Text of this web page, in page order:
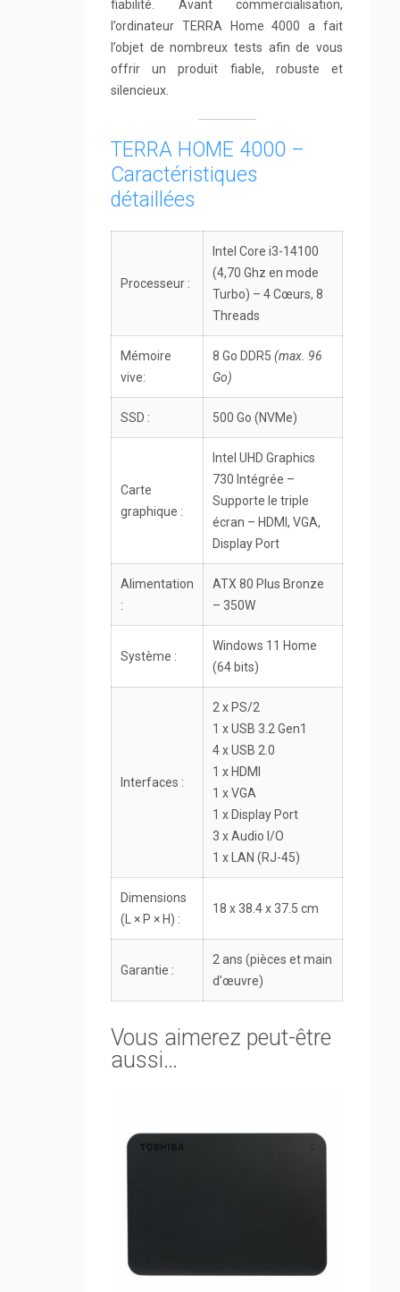
fiabilité. Avant commercialisation,
l’ordinateur TERRA Home 4000 a fait
l’objet de nombreux tests afin de vous
offrir un produit fiable, robuste et
silencieux.
TERRA HOME 4000 –
Caractéristiques
détaillées
Processeur :
Intel Core i3-14100
(4,70 Ghz en mode
Turbo) – 4 Cœurs, 8
Threads
Mémoire
vive:
8 Go DDR5 (max. 96
Go)
SSD : 500 Go (NVMe)
Carte
graphique :
Intel UHD Graphics
730 Intégrée –
Supporte le triple
écran – HDMI, VGA,
Display Port
Alimentation
:
ATX 80 Plus Bronze
– 350W
Système :
Windows 11 Home
(64 bits)
Interfaces :
2 x PS/2
1 x USB 3.2 Gen1
4 x USB 2.0
1 x HDMI
1 x VGA
1 x Display Port
3 x Audio I/O
1 x LAN (RJ-45)
Dimensions
(L × P × H) :
18 x 38.4 x 37.5 cm
Garantie :
2 ans (pièces et main
d’œuvre)
Vous aimerez peut-être
aussi…